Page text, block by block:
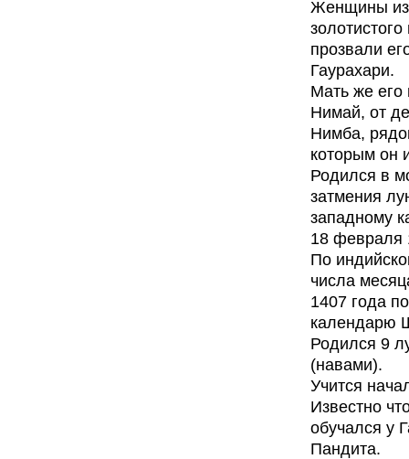
Женщины
прозвали
Гаурахари.
Мать же его
Нимай, от
Нимба,
которым он
Родился в
затмения
западному
18 февраля
По
числа
1407 года по
календарю
Родился 9
(навами).
Учится
Известно
обучался у
Пандита.